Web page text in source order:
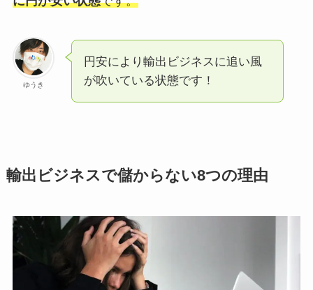
ゆうき
円安により輸出ビジネスに追い風
が吹いている状態です！
輸出ビジネスで儲からない8つの理由